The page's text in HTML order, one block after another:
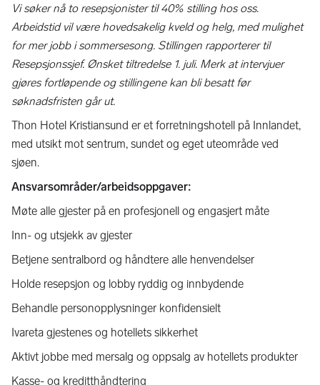
Vi søker nå to resepsjonister til 40% stilling hos oss.
Arbeidstid vil være hovedsakelig kveld og helg, med mulighet
for mer jobb i sommersesong. Stillingen rapporterer til
Resepsjonssjef. Ønsket tiltredelse 1. juli. Merk at intervjuer
gjøres fortløpende og stillingene kan bli besatt før
søknadsfristen går ut.
Thon Hotel Kristiansund er et forretningshotell på Innlandet,
med utsikt mot sentrum, sundet og eget uteområde ved
sjøen.
Ansvarsområder/arbeidsoppgaver:
Møte alle gjester på en profesjonell og engasjert måte
Inn- og utsjekk av gjester
Betjene sentralbord og håndtere alle henvendelser
Holde resepsjon og lobby ryddig og innbydende
Behandle personopplysninger konfidensielt
Ivareta gjestenes og hotellets sikkerhet
Aktivt jobbe med mersalg og oppsalg av hotellets produkter
Kasse- og kreditthåndtering